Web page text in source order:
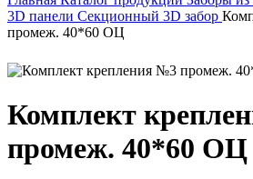
3D панели Секционный 3D забор
промеж. 40*60 ОЦ
Комплект
промеж. 40*60 ОЦ